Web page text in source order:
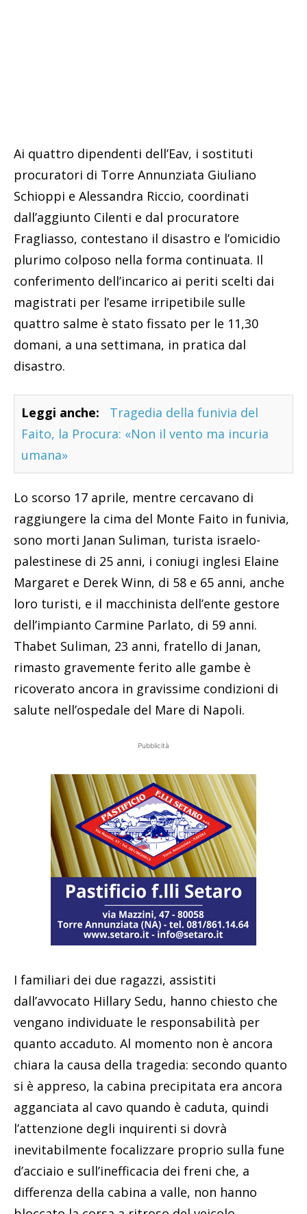
Ai quattro dipendenti dell’Eav, i sostituti
procuratori di Torre Annunziata Giuliano
Schioppi e Alessandra Riccio, coordinati
dall’aggiunto Cilenti e dal procuratore
Fragliasso, contestano il disastro e l’omicidio
plurimo colposo nella forma continuata. Il
conferimento dell’incarico ai periti scelti dai
magistrati per l’esame irripetibile sulle
quattro salme è stato fissato per le 11,30
domani, a una settimana, in pratica dal
disastro.
Leggi anche:
Tragedia della funivia del
Faito, la Procura: «Non il vento ma incuria
umana»
Lo scorso 17 aprile, mentre cercavano di
raggiungere la cima del Monte Faito in funivia,
sono morti Janan Suliman, turista israelo-
palestinese di 25 anni, i coniugi inglesi Elaine
Margaret e Derek Winn, di 58 e 65 anni, anche
loro turisti, e il macchinista dell’ente gestore
dell’impianto Carmine Parlato, di 59 anni.
Thabet Suliman, 23 anni, fratello di Janan,
rimasto gravemente ferito alle gambe è
ricoverato ancora in gravissime condizioni di
salute nell’ospedale del Mare di Napoli.
Pubblicità
I familiari dei due ragazzi, assistiti
dall’avvocato Hillary Sedu, hanno chiesto che
vengano individuate le responsabilità per
quanto accaduto. Al momento non è ancora
chiara la causa della tragedia: secondo quanto
si è appreso, la cabina precipitata era ancora
agganciata al cavo quando è caduta, quindi
l’attenzione degli inquirenti si dovrà
inevitabilmente focalizzare proprio sulla fune
d’acciaio e sull’inefficacia dei freni che, a
differenza della cabina a valle, non hanno